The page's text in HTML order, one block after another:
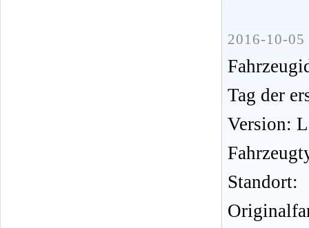
2016-10-05
Tag der
Version:
Standort: